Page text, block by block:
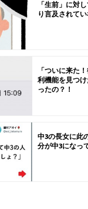
「生前」に対
り言及されて
「ついに来た
利機能を見つ
ったの？！
中3の長女に此
分が中3になっ